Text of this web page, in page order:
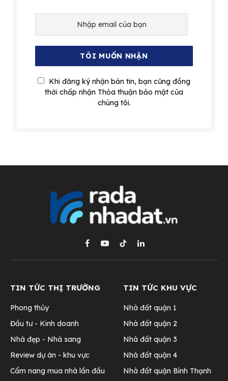
Khi đăng ký nhận bản tin, bạn cũng đồng
thời chấp nhận Thỏa thuận bảo mật của
chúng tôi.
Facebook
YouTubeTikTokLinkedIn
TIN TỨC THỊ TRƯỜNG
Phong thủy
Đầu tư - Kinh doanh
Nhà đẹp - Nhà sang
Review dự án - khu vực
Cẩm nang mua nhà lần đầu
TIN TỨC KHU VỰC
Nhà đất quận 1
Nhà đất quận 2
Nhà đất quận 3
Nhà đất quận 4
Nhà đất quận Bình Thạnh